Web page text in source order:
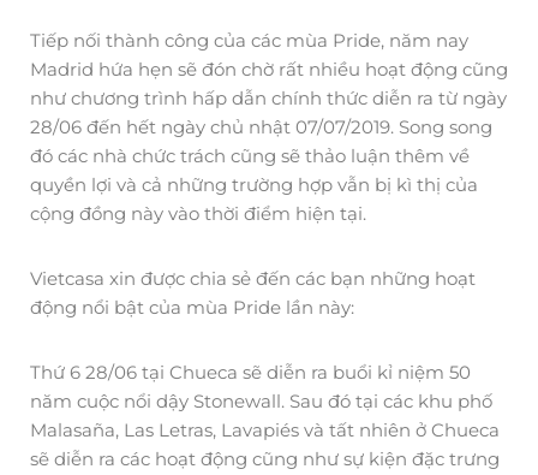
Tiếp nối thành công của các mùa Pride, năm nay
Madrid hứa hẹn sẽ đón chờ rất nhiều hoạt động cũng
như chương trình hấp dẫn chính thức diễn ra từ ngày
28/06 đến hết ngày chủ nhật 07/07/2019. Song song
đó các nhà chức trách cũng sẽ thảo luận thêm về
quyền lợi và cả những trường hợp vẫn bị kì thị của
cộng đồng này vào thời điểm hiện tại.
Vietcasa xin được chia sẻ đến các bạn những hoạt
động nổi bật của mùa Pride lần này:
Thứ 6 28/06 tại Chueca sẽ diễn ra buổi kỉ niệm 50
năm cuộc nổi dậy Stonewall. Sau đó tại các khu phố
Malasaña, Las Letras, Lavapiés và tất nhiên ở Chueca
sẽ diễn ra các hoạt động cũng như sự kiện đặc trưng